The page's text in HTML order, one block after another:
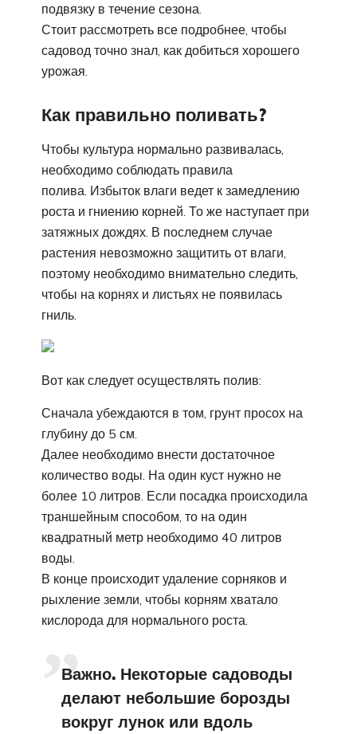
подвязку в течение сезона.
Стоит рассмотреть все подробнее, чтобы
садовод точно знал, как добиться хорошего
урожая.
Как правильно поливать?
Чтобы культура нормально развивалась,
необходимо соблюдать правила
полива. Избыток влаги ведет к замедлению
роста и гниению корней. То же наступает при
затяжных дождях. В последнем случае
растения невозможно защитить от влаги,
поэтому необходимо внимательно следить,
чтобы на корнях и листьях не появилась
гниль.
Вот как следует осуществлять полив:
Сначала убеждаются в том, грунт просох на
глубину до 5 см.
Далее необходимо внести достаточное
количество воды. На один куст нужно не
более 10 литров. Если посадка происходила
траншейным способом, то на один
квадратный метр необходимо 40 литров
воды.
В конце происходит удаление сорняков и
рыхление земли, чтобы корням хватало
кислорода для нормального роста.
Важно. Некоторые садоводы
делают небольшие борозды
вокруг лунок или вдоль